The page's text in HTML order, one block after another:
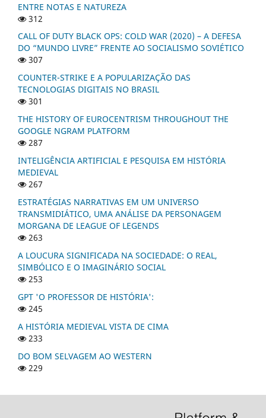
ENTRE NOTAS E NATUREZA
312
CALL OF DUTY BLACK OPS: COLD WAR (2020) – A DEFESA
DO “MUNDO LIVRE” FRENTE AO SOCIALISMO SOVIÉTICO
307
COUNTER-STRIKE E A POPULARIZAÇÃO DAS
TECNOLOGIAS DIGITAIS NO BRASIL
301
THE HISTORY OF EUROCENTRISM THROUGHOUT THE
GOOGLE NGRAM PLATFORM
287
INTELIGÊNCIA ARTIFICIAL E PESQUISA EM HISTÓRIA
MEDIEVAL
267
ESTRATÉGIAS NARRATIVAS EM UM UNIVERSO
TRANSMIDIÁTICO, UMA ANÁLISE DA PERSONAGEM
MORGANA DE LEAGUE OF LEGENDS
263
A LOUCURA SIGNIFICADA NA SOCIEDADE: O REAL,
SIMBÓLICO E O IMAGINÁRIO SOCIAL
253
GPT 'O PROFESSOR DE HISTÓRIA':
245
A HISTÓRIA MEDIEVAL VISTA DE CIMA
233
DO BOM SELVAGEM AO WESTERN
229